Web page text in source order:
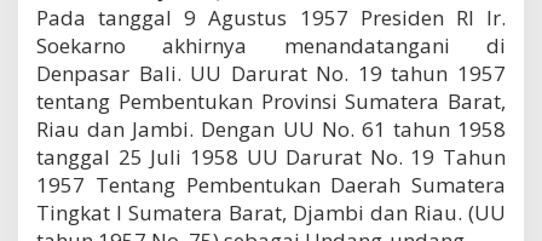
Pada tanggal 9 Agustus 1957 Presiden RI Ir.
Soekarno akhirnya menandatangani di
Denpasar Bali. UU Darurat No. 19 tahun 1957
tentang Pembentukan Provinsi Sumatera Barat,
Riau dan Jambi. Dengan UU No. 61 tahun 1958
tanggal 25 Juli 1958 UU Darurat No. 19 Tahun
1957 Tentang Pembentukan Daerah Sumatera
Tingkat I Sumatera Barat, Djambi dan Riau. (UU